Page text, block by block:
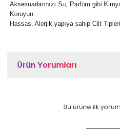
Aksesuarlarınızı Su, Parfüm gibi
Koruyun.
Hassas, Alerjik yapıya sahip Cilt
Ürün Yorumları
Bu ürüne ilk